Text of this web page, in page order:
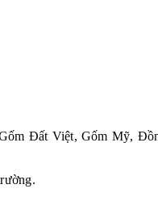
Đất Việt, Gốm Mỹ,